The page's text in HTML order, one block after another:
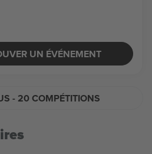
UN ÉVÉNEMENT
- 20 COMPÉTITIONS